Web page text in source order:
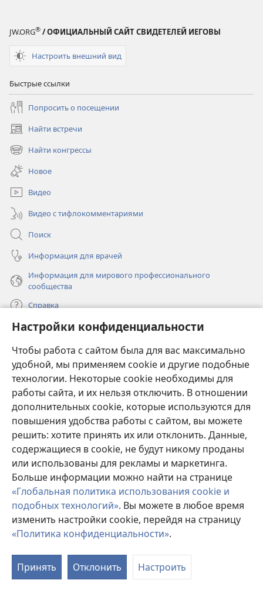
Настройки конфиденциальности
Чтобы работа с сайтом была для вас максимально
удобной, мы применяем cookie и другие подобные
технологии. Некоторые cookie необходимы для
работы сайта, и их нельзя отключить. В отношении
дополнительных cookie, которые используются для
повышения удобства работы с сайтом, вы можете
решить: хотите принять их или отклонить. Данные,
содержащиеся в cookie, не будут никому проданы
или использованы для рекламы и маркетинга.
Больше информации можно найти на странице
«Глобальная политика использования cookie и
подобных технологий». Вы можете в любое время
изменить настройки cookie, перейдя на страницу
«Политика конфиденциальности».
Принять Отклонить Настроить
JW.ORG® / ОФИЦИАЛЬНЫЙ САЙТ СВИДЕТЕЛЕЙ ИЕГОВЫ
Настроить внешний вид
Быстрые ссылки
Попросить о посещении
Найти встречи
(открывается
в
новом
окне)
Найти конгрессы
(открывается
новом
окне)
Новое
Видео
Видео с тифлокомментариями
Поиск
Информация для врачей
Информация для мирового профессионального
сообщества
Справка
Пожертвования
в
новом
окне)
ОНЛАЙН-БИБЛИОТЕКА Сторожевой башни
(открывается
новом
окне)
JW Hub®
(открывается
в
новом
окне)
JW Library ®
Watchtower Library
Copyright© 2026 Watch Tower Bible and Tract Society of Pennsylvania.
УСЛОВИЯ ИСПОЛЬЗОВАНИЯ|ПОЛИТИКА
КОНФИДЕНЦИАЛЬНОСТИ
КОНФИДЕНЦИАЛЬНОСТИ